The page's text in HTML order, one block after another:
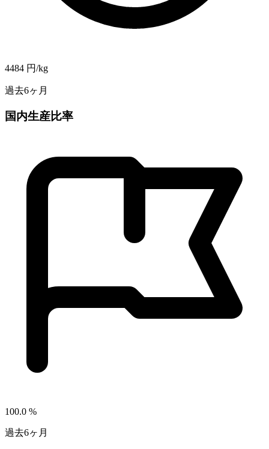
4484 円/kg
過去6ヶ月
国内生産比率
100.0 %
過去6ヶ月